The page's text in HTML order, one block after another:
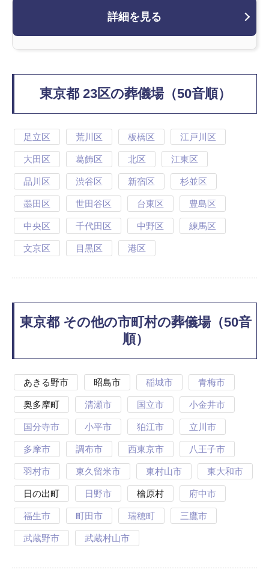
詳細を見る
東京都 23区の葬儀場（50音順）
足立区 荒川区 板橋区 江戸川区
大田区 葛飾区 北区 江東区
品川区 渋谷区 新宿区 杉並区
墨田区 世田谷区 台東区 豊島区
中央区 千代田区 中野区 練馬区
文京区 目黒区 港区
東京都 その他の市町村の葬儀場（50音
順）
あきる野市 昭島市 稲城市 青梅市
奥多摩町 清瀬市 国立市 小金井市
国分寺市 小平市 狛江市 立川市
多摩市 調布市 西東京市 八王子市
羽村市 東久留米市 東村山市 東大和市
日の出町 日野市 檜原村 府中市
福生市 町田市 瑞穂町 三鷹市
武蔵野市 武蔵村山市